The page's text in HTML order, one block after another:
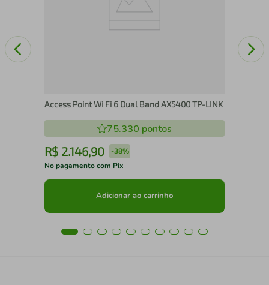
Access Point Wi Fi 6 Dual Band AX5400 TP-LINK
75.330 pontos
R$ 2.146,90 -38%
No pagamento com Pix
Adicionar ao carrinho